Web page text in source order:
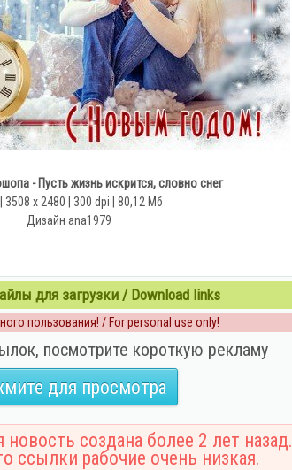
- Пусть жизнь искрится, словно снег
| 3508 x 2480 | 300 dpi | 80,12 Мб
Дизайн аnа1979
для загрузки / Download links
пользования! / For personal use only!
посмотрите короткую рекламу
для просмотра
новость создана более 2 лет назад.
ссылки рабочие очень низкая.